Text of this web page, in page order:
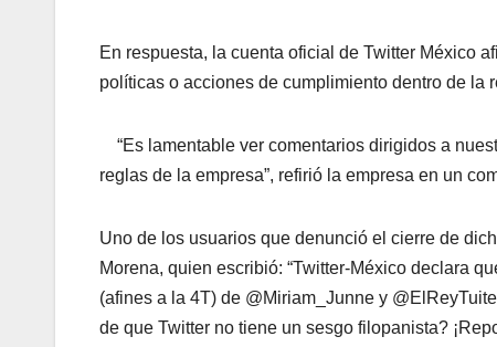
En respuesta, la cuenta oficial de Twitter México
políticas o acciones de cumplimiento dentro de la
“Es lamentable ver comentarios dirigidos a
reglas de la empresa”, refirió la empresa en un
Uno de los usuarios que denunció el cierre de
Morena, quien escribió: “Twitter-México declara
(afines a la 4T) de @Miriam_Junne y
de que Twitter no tiene un sesgo filopanista?